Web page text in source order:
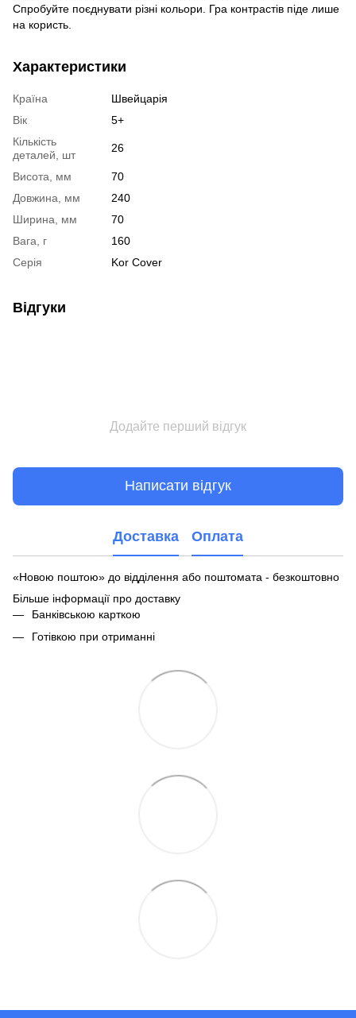
Спробуйте поєднувати різні кольори. Гра контрастів піде лише
на користь.
Характеристики
Країна
Швейцарія
Вік
5+
Кількість
деталей, шт
26
Висота, мм
70
Довжина, мм
240
Ширина, мм
70
Вага, г
160
Серія
Kor Cover
Відгуки
Додайте перший відгук
Написати відгук
Доставка Оплата
«Новою поштою» до відділення або поштомата - безкоштовно
Більше інформації про доставку
Банківською карткою
Готівкою при отриманні